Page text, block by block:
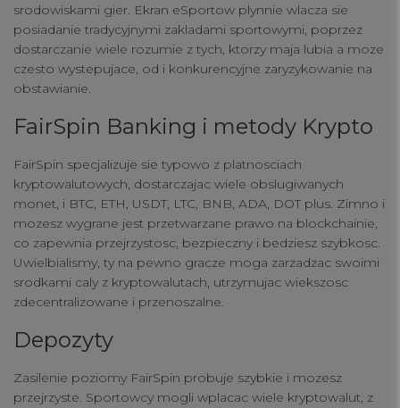
srodowiskami gier. Ekran eSportow plynnie wlacza sie
posiadanie tradycyjnymi zakladami sportowymi, poprzez
dostarczanie wiele rozumie z tych, ktorzy maja lubia a moze
czesto wystepujace, od i konkurencyjne zaryzykowanie na
obstawianie.
FairSpin Banking i metody Krypto
FairSpin specjalizuje sie typowo z platnosciach
kryptowalutowych, dostarczajac wiele obslugiwanych
monet, i BTC, ETH, USDT, LTC, BNB, ADA, DOT plus. Zimno i
mozesz wygrane jest przetwarzane prawo na blockchainie,
co zapewnia przejrzystosc, bezpieczny i bedziesz szybkosc.
Uwielbialismy, ty na pewno gracze moga zarzadzac swoimi
srodkami caly z kryptowalutach, utrzymujac wiekszosc
zdecentralizowane i przenoszalne.
Depozyty
Zasilenie poziomy FairSpin probuje szybkie i mozesz
przejrzyste. Sportowcy mogli wplacac wiele kryptowalut, z
Your Privacy
Strictly Necessary Cookies
Performance Cookies
Functional Cookies
Targeting Cookies